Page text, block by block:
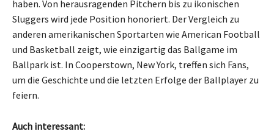
haben. Von herausragenden Pitchern bis zu ikonischen
Sluggers wird jede Position honoriert. Der Vergleich zu
anderen amerikanischen Sportarten wie American Football
und Basketball zeigt, wie einzigartig das Ballgame im
Ballpark ist. In Cooperstown, New York, treffen sich Fans,
um die Geschichte und die letzten Erfolge der Ballplayer zu
feiern.
Auch interessant: